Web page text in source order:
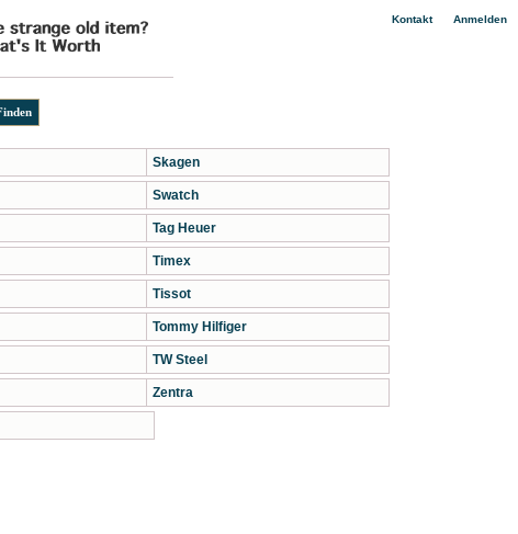
Kontakt| Anmelden
Skagen
Swatch
Tag Heuer
Timex
Tissot
Tommy Hilfiger
TW Steel
Zentra